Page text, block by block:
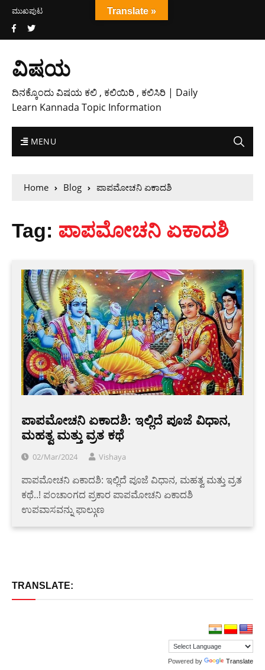
ಮುಖಪುಟ
ವಿಷಯ
ದಿನಕ್ಕೊಂದು ವಿಷಯ ಕಲಿ , ಕಲಿಯಿರಿ , ಕಲಿಸಿರಿ | Daily
Learn Kannada Topic Information
MENU
Home Blog ಪಾಪಮೋಚನಿ ಏಕಾದಶಿ
Tag: ಪಾಪಮೋಚನಿ ಏಕಾದಶಿ
ಪಾಪಮೋಚನಿ ಏಕಾದಶಿ: ಇಲ್ಲಿದೆ ಪೂಜೆ ವಿಧಾನ,
ಮಹತ್ವ ಮತ್ತು ವ್ರತ ಕಥೆ
02/Mar/2024 Vishaya
ಪಾಪಮೋಚನಿ ಏಕಾದಶಿ: ಇಲ್ಲಿದೆ ಪೂಜೆ ವಿಧಾನ, ಮಹತ್ವ ಮತ್ತು ವ್ರತ
ಕಥೆ..! ಪಂಚಾಂಗದ ಪ್ರಕಾರ ಪಾಪಮೋಚನಿ ಏಕಾದಶಿ
ಉಪವಾಸವನ್ನು ಫಾಲ್ಗುಣ
TRANSLATE:
Powered by Translate
Translate »